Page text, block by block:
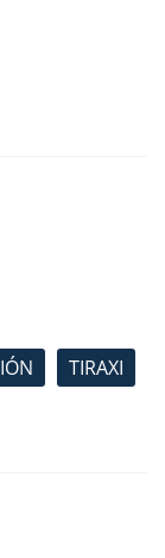
TIRAXI